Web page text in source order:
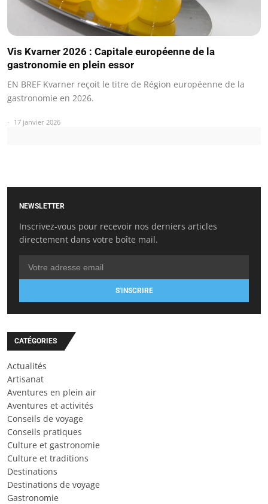
Vis Kvarner 2026 : Capitale européenne de la
gastronomie en plein essor
EN BREF Kvarner reçoit le titre de Région européenne de la
gastronomie en 2026.
17 janvier 2026
NEWSLETTER
Inscrivez-vous pour recevoir nos derniers articles
directement dans votre boîte mail.
S'INSCRIRE
CATÉGORIES
Actualités
Artisanat
Aventures en plein air
Aventures et activités
Conseils de voyage
Conseils pratiques
Culture et gastronomie
Culture et traditions
Destinations
Destinations de voyage
Gastronomie